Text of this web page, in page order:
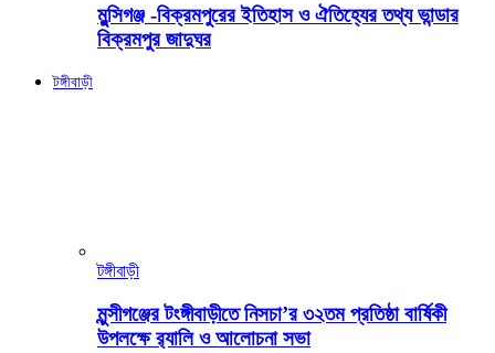
মুন্সিগঞ্জ -বিক্রমপুরের ইতিহাস ও ঐতিহ্যের তথ্য ভান্ডার
বিক্রমপুর জাদুঘর
টঙ্গীবাড়ী
টঙ্গীবাড়ী
মুন্সীগঞ্জের টংঙ্গীবাড়ীতে নিসচা’র ৩২তম প্রতিষ্ঠা বার্ষিকী
উপলক্ষে র‍্যালি ও আলোচনা সভা